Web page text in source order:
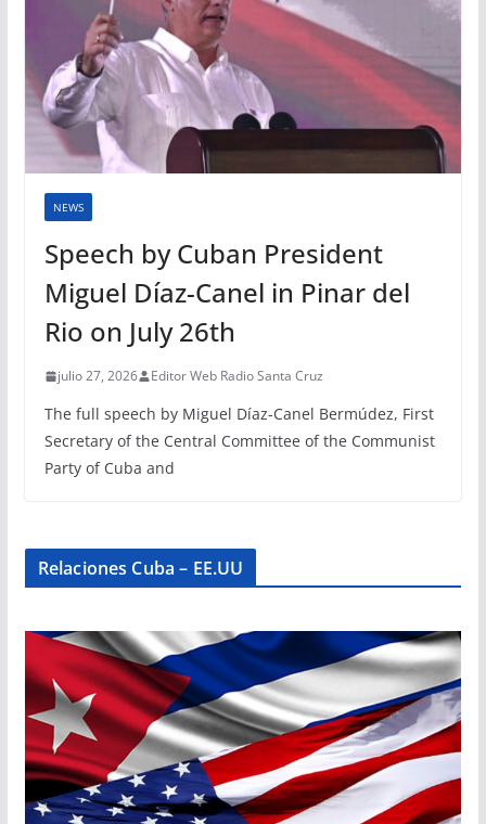
NEWS
Speech by Cuban President
Miguel Díaz-Canel in Pinar del
Rio on July 26th
julio 27, 2026 Editor Web Radio Santa Cruz
The full speech by Miguel Díaz-Canel Bermúdez, First
Secretary of the Central Committee of the Communist
Party of Cuba and
Relaciones Cuba – EE.UU